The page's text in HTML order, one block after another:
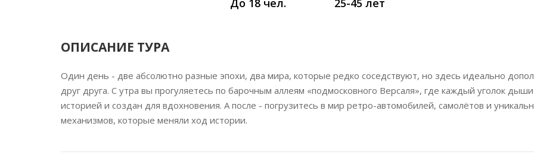
До 18 чел. 25-45 лет
ОПИСАНИЕ ТУРА
Один день - две абсолютно разные эпохи, два мира, которые редко соседствуют, но здесь идеально
друг друга. С утра вы прогуляетесь по барочным аллеям «подмосковного Версаля», где каждый уголок
историей и создан для вдохновения. А после - погрузитесь в мир ретро-автомобилей, самолётов и
механизмов, которые меняли ход истории.